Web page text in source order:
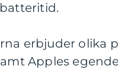
erbjuder olika
Apples